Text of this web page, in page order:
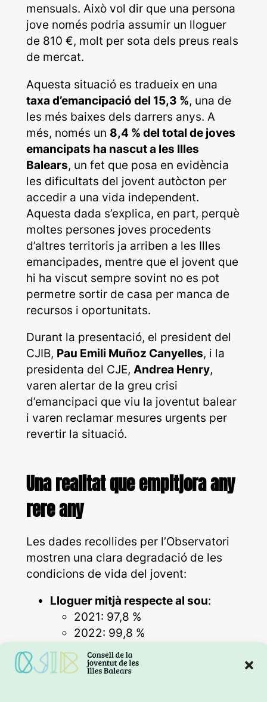
mensuals. Això vol dir que una persona
jove només podria assumir un lloguer
de 810 €, molt per sota dels preus reals
de mercat.
Aquesta situació es tradueix en una
taxa d’emancipació del 15,3 %, una de
les més baixes dels darrers anys. A
més, només un 8,4 % del total de joves
emancipats ha nascut a les Illes
Balears, un fet que posa en evidència
les dificultats del jovent autòcton per
accedir a una vida independent.
Aquesta dada s’explica, en part, perquè
moltes persones joves procedents
d’altres territoris ja arriben a les Illes
emancipades, mentre que el jovent que
hi ha viscut sempre sovint no es pot
permetre sortir de casa per manca de
recursos i oportunitats.
Durant la presentació, el president del
CJIB, Pau Emili Muñoz Canyelles, i la
presidenta del CJE, Andrea Henry,
varen alertar de la greu crisi
d’emancipaci que viu la joventut balear
i varen reclamar mesures urgents per
revertir la situació.
Una realitat que empitjora any
rere any
Les dades recollides per l’Observatori
mostren una clara degradació de les
condicions de vida del jovent:
Lloguer mitjà respecte al sou:
2021: 97,8 %
2022: 99,8 %
2023: 112,2 % (1r semestre) /
122,6 % (2n semestre)